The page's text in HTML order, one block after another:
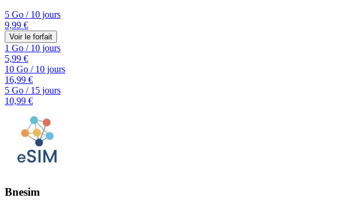
5 Go /10 jours
9,99 €
Voir le forfait
1 Go /10 jours
5,99 €
10 Go /10 jours
16,99 €
5 Go /15 jours
10,99 €
Bnesim